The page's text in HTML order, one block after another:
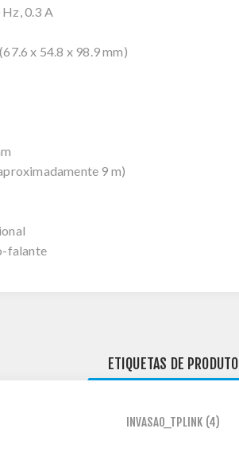
0.3 A
x 54.8 x 98.9 mm)
9 m)
falante
ETIQUETAS DE PRODUTO
INVASAO_TPLINK (4)